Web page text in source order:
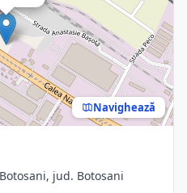
Navighează
jud. Botosani